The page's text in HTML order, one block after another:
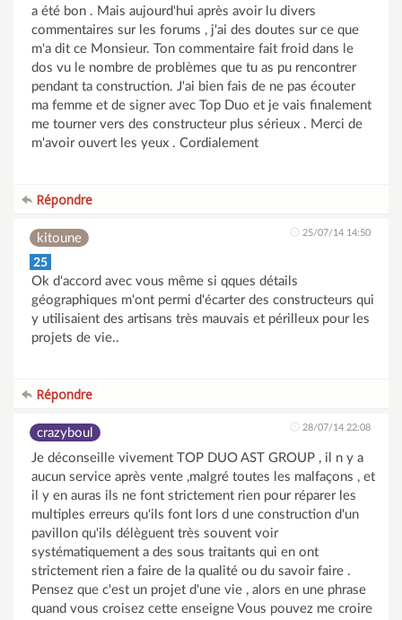
a été bon . Mais aujourd'hui après avoir lu divers
commentaires sur les forums , j'ai des doutes sur ce que
m'a dit ce Monsieur. Ton commentaire fait froid dans le
dos vu le nombre de problèmes que tu as pu rencontrer
pendant ta construction. J'ai bien fais de ne pas écouter
ma femme et de signer avec Top Duo et je vais finalement
me tourner vers des constructeur plus sérieux . Merci de
m'avoir ouvert les yeux . Cordialement
Répondre
kitoune 25/07/14 14:50
25
Ok d'accord avec vous même si qques détails
géographiques m'ont permi d'écarter des constructeurs qui
y utilisaient des artisans très mauvais et périlleux pour les
projets de vie..
Répondre
crazyboul 28/07/14 22:08
Je déconseille vivement TOP DUO AST GROUP , il n y a
aucun service après vente ,malgré toutes les malfaçons , et
il y en auras ils ne font strictement rien pour réparer les
multiples erreurs qu'ils font lors d une construction d'un
pavillon qu'ils délèguent très souvent voir
systématiquement a des sous traitants qui en ont
strictement rien a faire de la qualité ou du savoir faire .
Pensez que c'est un projet d'une vie , alors en une phrase
quand vous croisez cette enseigne Vous pouvez me croire